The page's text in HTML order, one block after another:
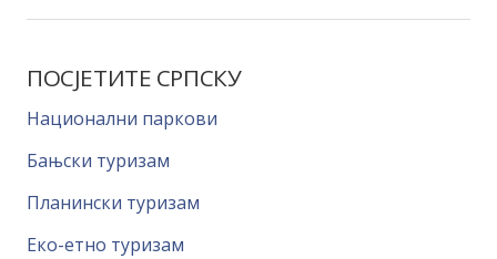
ПОСЈЕТИТЕ СРПСКУ
Национални паркови
Бањски туризам
Планински туризам
Еко-етно туризам